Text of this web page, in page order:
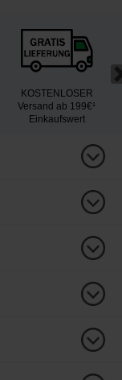
KOSTENLOSER
Versand ab 199€¹
Einkaufswert